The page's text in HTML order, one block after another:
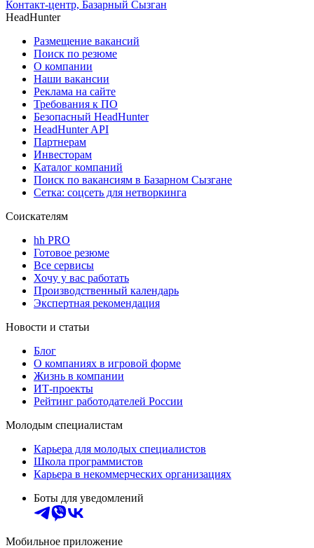
Контакт-центр, Базарный Сызган
HeadHunter
Размещение вакансий
Поиск по резюме
О компании
Наши вакансии
Реклама на сайте
Требования к ПО
Безопасный HeadHunter
HeadHunter API
Партнерам
Инвесторам
Каталог компаний
Поиск по вакансиям в Базарном Сызгане
Сетка: соцсеть для нетворкинга
Соискателям
hh PRO
Готовое резюме
Все сервисы
Хочу у вас работать
Производственный календарь
Экспертная рекомендация
Новости и статьи
Блог
О компаниях в игровой форме
Жизнь в компании
ИТ-проекты
Рейтинг работодателей России
Молодым специалистам
Карьера для молодых специалистов
Школа программистов
Карьера в некоммерческих организациях
Боты для уведомлений
Мобильное приложение